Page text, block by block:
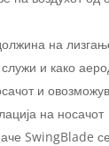
на
и како
и
на носачот
SwingBlade